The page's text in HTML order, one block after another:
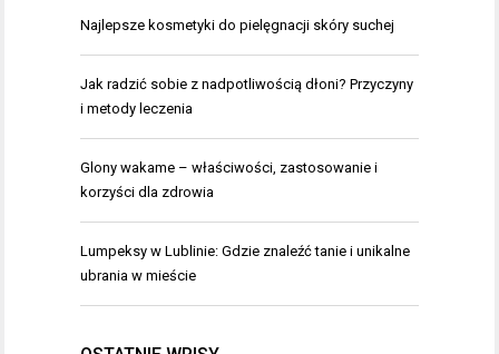
Najlepsze kosmetyki do pielęgnacji skóry suchej
Jak radzić sobie z nadpotliwością dłoni? Przyczyny
i metody leczenia
Glony wakame – właściwości, zastosowanie i
korzyści dla zdrowia
Lumpeksy w Lublinie: Gdzie znaleźć tanie i unikalne
ubrania w mieście